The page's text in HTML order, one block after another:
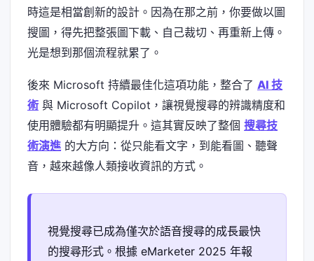
時這是相當創新的設計。因為在那之前，你要做以圖
搜圖，得先把整張圖下載、自己裁切、再重新上傳。
光是想到那個流程就累了。
後來 Microsoft 持續最佳化這項功能，整合了 AI 技
術 與 Microsoft Copilot，讓視覺搜尋的辨識精度和
使用體驗都有明顯提升。這其實反映了整個 搜尋技
術演進 的大方向：從只能看文字，到能看圖、聽聲
音，越來越像人類接收資訊的方式。
視覺搜尋已成為僅次於語音搜尋的成長最快
的搜尋形式。根據 eMarketer 2025 年報